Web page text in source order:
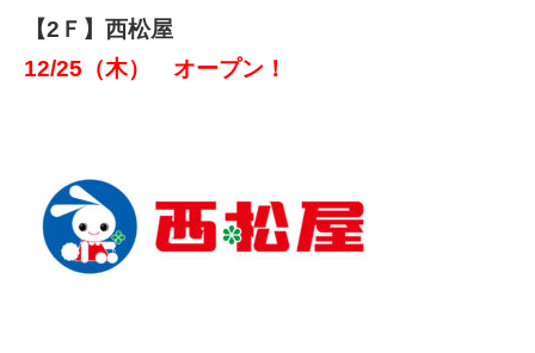
【2Ｆ】西松屋
12/25（木） オープン！